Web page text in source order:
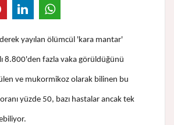
yayılan ölümcül 'kara mantar'
8.800'den fazla vaka görüldüğünü
ve mukormikoz olarak bilinen bu
yüzde 50, bazı hastalar ancak tek